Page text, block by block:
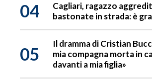
04
Cagliari, ragazzo
bastonate in strada: è
05
Il dramma di Cristian
mia compagna morta in
davanti a mia figlia»